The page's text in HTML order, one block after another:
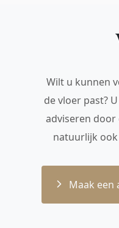
Wilt u kunnen
de vloer past?
adviseren door
natuurlijk ook
Maak een